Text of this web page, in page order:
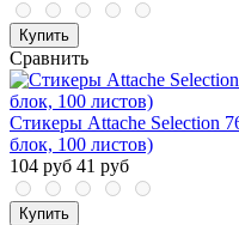
Купить
Сравнить
Стикеры Attache Selection
блок, 100 листов)
104 руб 41 руб
Купить